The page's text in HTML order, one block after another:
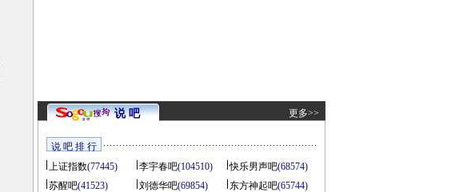
说 吧 更多>>
说 吧 排 行
上证指数(77445) 李宇春吧(104510) 快乐男声吧(68574)
苏醒吧(41523) 刘德华吧(69854) 东方神起吧(65744)